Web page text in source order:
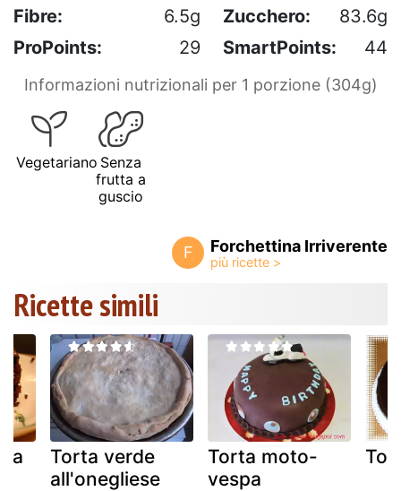
Fibre:
6.5g Zucchero:
83.6g
ProPoints:
29 SmartPoints: 44
Informazioni nutrizionali per 1 porzione (304g)
Vegetariano Senza
frutta a
guscio
F Forchettina Irriverente
Ricette simili
Torta verde
all'onegliese
Torta moto-
vespa